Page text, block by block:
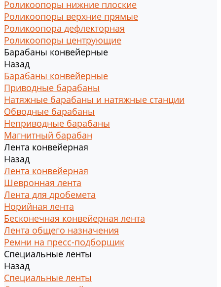
Роликоопоры нижние плоские
Роликоопоры верхние прямые
Роликоопора дефлекторная
Роликоопоры центрующие
Барабаны конвейерные
Назад
Барабаны конвейерные
Приводные барабаны
Натяжные барабаны и натяжные станции
Обводные барабаны
Неприводные барабаны
Магнитный барабан
Лента конвейерная
Назад
Лента конвейерная
Шевронная лента
Лента для дробемета
Норийная лента
Бесконечная конвейерная лента
Лента общего назначения
Ремни на пресс-подборщик
Специальные ленты
Назад
Специальные ленты